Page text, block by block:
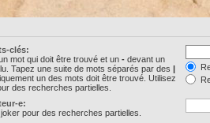
clés:
mot qui doit être trouvé et un -devant un
Tapez une suite de mots séparés par des |
un des mots doit être trouvé. Utilisez
des recherches partielles.
e:
pour des recherches partielles.